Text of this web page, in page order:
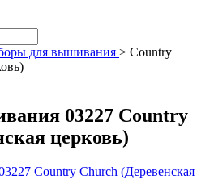
для вышивания > Country
03227 Country
церковь)